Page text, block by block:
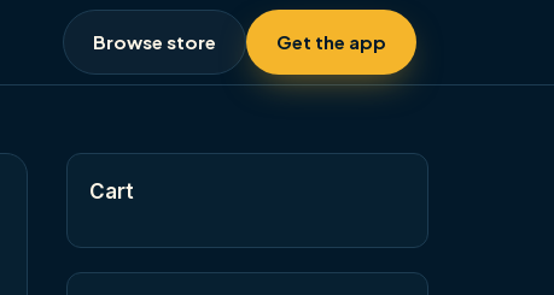
Browse store Get the app
Cart